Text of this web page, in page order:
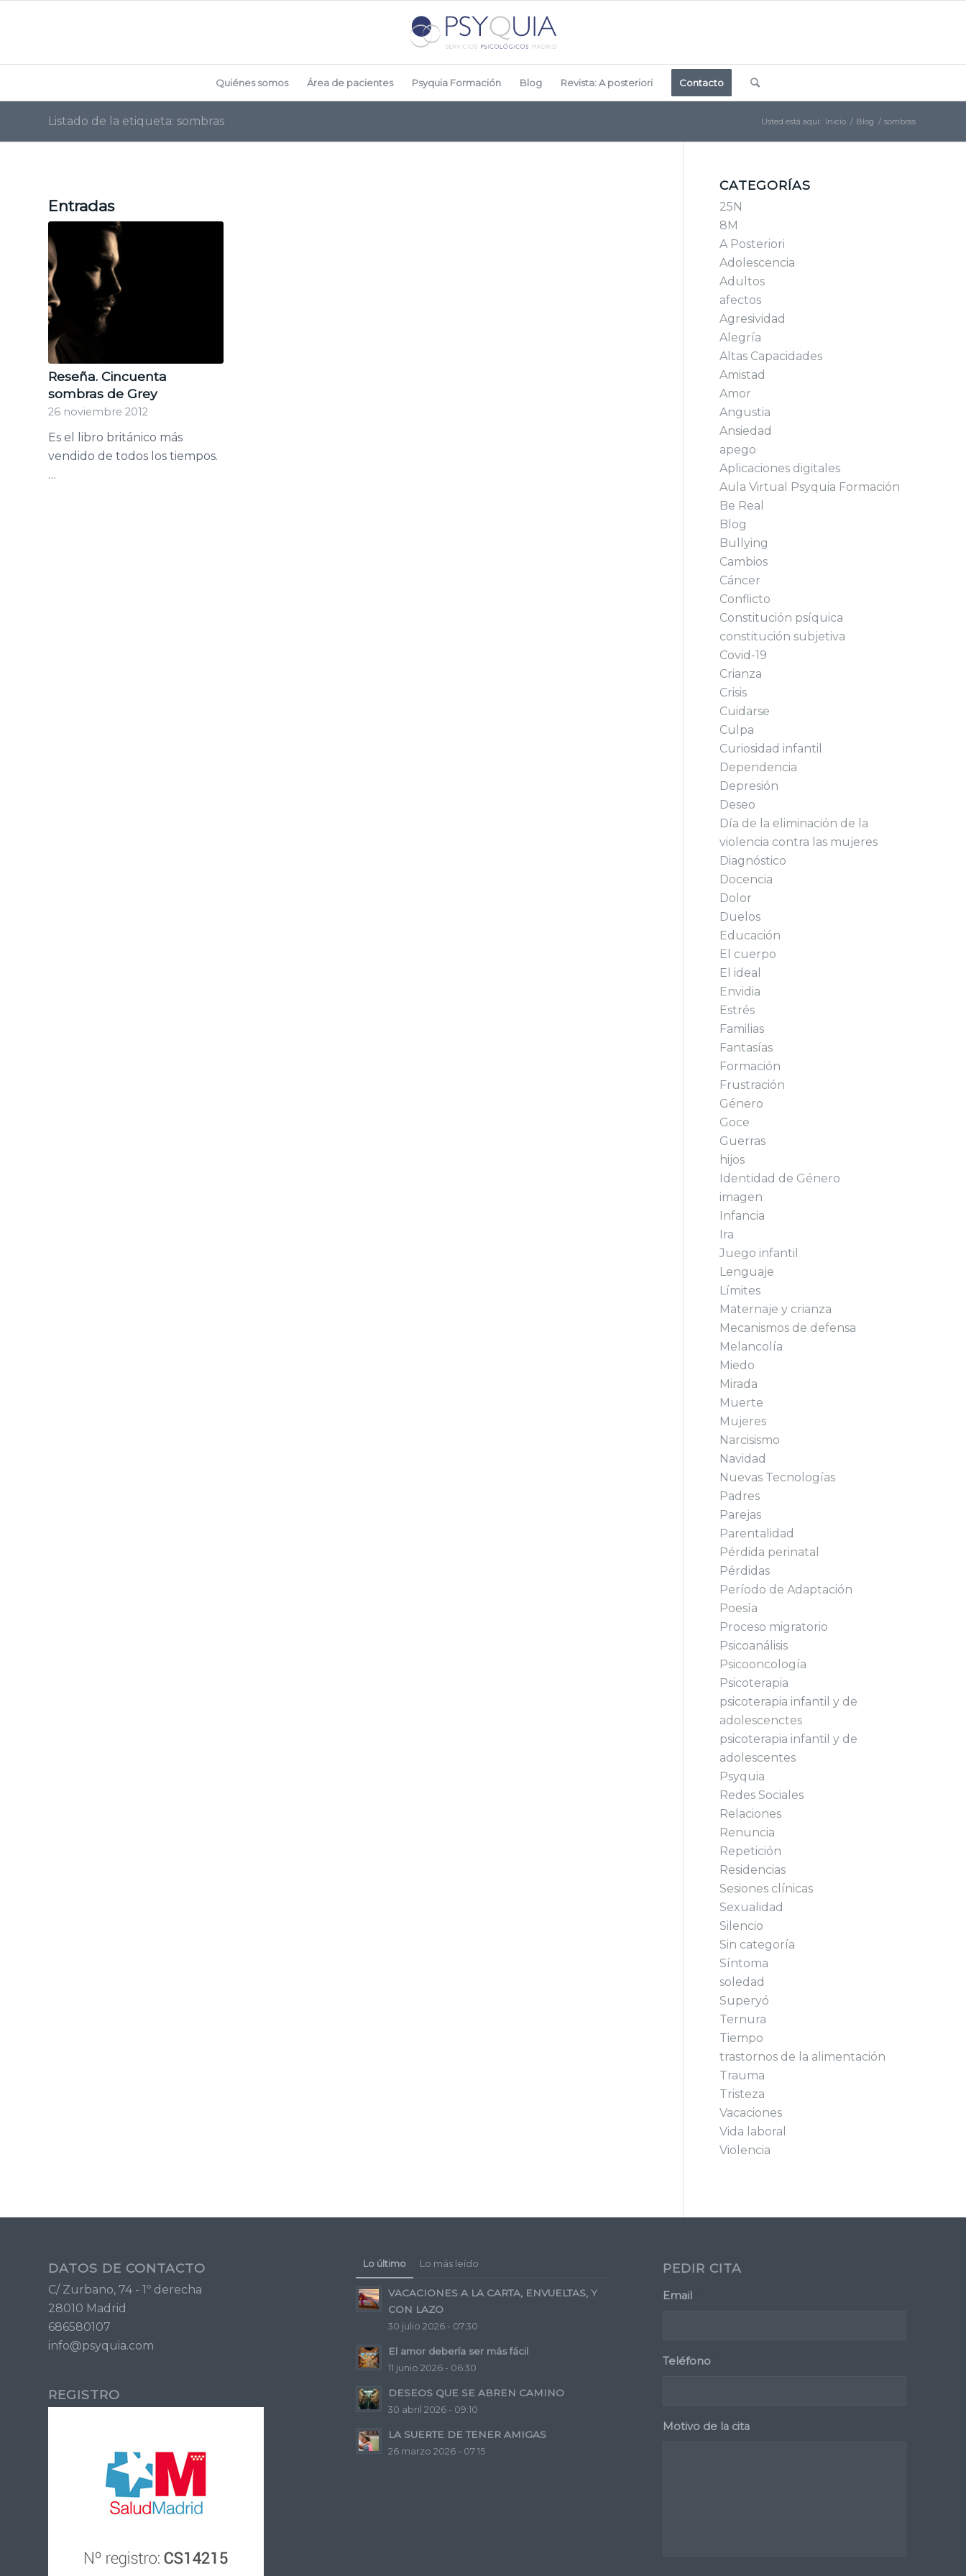
Quiénes somos Área de pacientes Psyquia Formación Blog Revista: A posteriori Contacto
Listado de la etiqueta: sombras Usted está aquí: Inicio / Blog / sombras
Entradas
Reseña. Cincuenta
sombras de Grey
26 noviembre 2012
Es el libro británico más
vendido de todos los tiempos.
…
CATEGORÍAS
25N
8M
A Posteriori
Adolescencia
Adultos
afectos
Agresividad
Alegría
Altas Capacidades
Amistad
Amor
Angustia
Ansiedad
apego
Aplicaciones digitales
Aula Virtual Psyquia Formación
Be Real
Blog
Bullying
Cambios
Cáncer
Conflicto
Constitución psíquica
constitución subjetiva
Covid-19
Crianza
Crisis
Cuidarse
Culpa
Curiosidad infantil
Dependencia
Depresión
Deseo
Día de la eliminación de la
violencia contra las mujeres
Diagnóstico
Docencia
Dolor
Duelos
Educación
El cuerpo
El ideal
Envidia
Estrés
Familias
Fantasías
Formación
Frustración
Género
Goce
Guerras
hijos
Identidad de Género
imagen
Infancia
Ira
Juego infantil
Lenguaje
Límites
Maternaje y crianza
Mecanismos de defensa
Melancolía
Miedo
Mirada
Muerte
Mujeres
Narcisismo
Navidad
Nuevas Tecnologías
Padres
Parejas
Parentalidad
Pérdida perinatal
Pérdidas
Período de Adaptación
Poesía
Proceso migratorio
Psicoanálisis
Psicooncología
Psicoterapia
psicoterapia infantil y de
adolescenctes
psicoterapia infantil y de
adolescentes
Psyquia
Redes Sociales
Relaciones
Renuncia
Repetición
Residencias
Sesiones clínicas
Sexualidad
Silencio
Sin categoría
Síntoma
soledad
Superyó
Ternura
Tiempo
trastornos de la alimentación
Trauma
Tristeza
Vacaciones
Vida laboral
Violencia
DATOS DE CONTACTO
C/ Zurbano, 74 - 1º derecha
28010 Madrid
686580107
info@psyquia.com
REGISTRO
Lo último Lo más leído
VACACIONES A LA CARTA, ENVUELTAS, Y
CON LAZO
30 julio 2026 - 07:30
El amor debería ser más fácil
11 junio 2026 - 06:30
DESEOS QUE SE ABREN CAMINO
30 abril 2026 - 09:10
LA SUERTE DE TENER AMIGAS
26 marzo 2026 - 07:15
PEDIR CITA
Email
Teléfono
Motivo de la cita